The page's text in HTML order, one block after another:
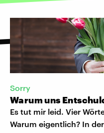
Sorry
Warum uns
Es tut mir leid. Vier
Warum eigentlich? In